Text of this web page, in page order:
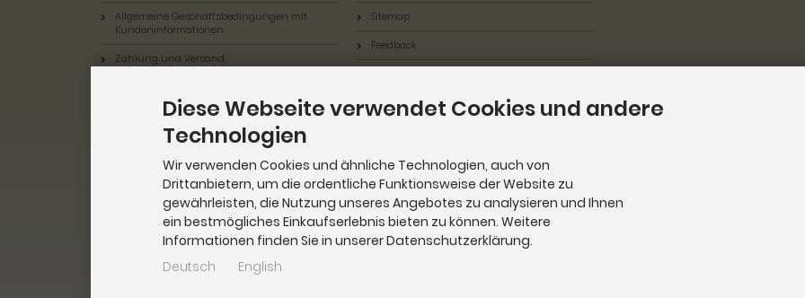
Allgemeine Geschäftsbedingungen mit
Kundeninformationen
Zahlung und Versand
Batterieentsorgung
Widerrufsbelehrung & Widerrufsformular
Impressum
Cookie Einstellungen
Sitemap
Feedback
Diese Webseite verwendet Cookies und andere
Technologien
Wir verwenden Cookies und ähnliche Technologien, auch von
Drittanbietern, um die ordentliche Funktionsweise der Website zu
gewährleisten, die Nutzung unseres Angebotes zu analysieren und Ihnen
ein bestmögliches Einkaufserlebnis bieten zu können. Weitere
Informationen finden Sie in unserer Datenschutzerklärung.
Deutsch English